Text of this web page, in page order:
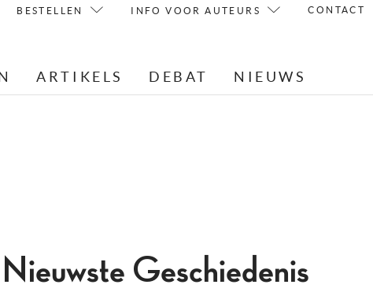
BESTELLEN INFO VOOR AUTEURS CONTACT
ARTIKELS DEBAT NIEUWS
Geschiedenis